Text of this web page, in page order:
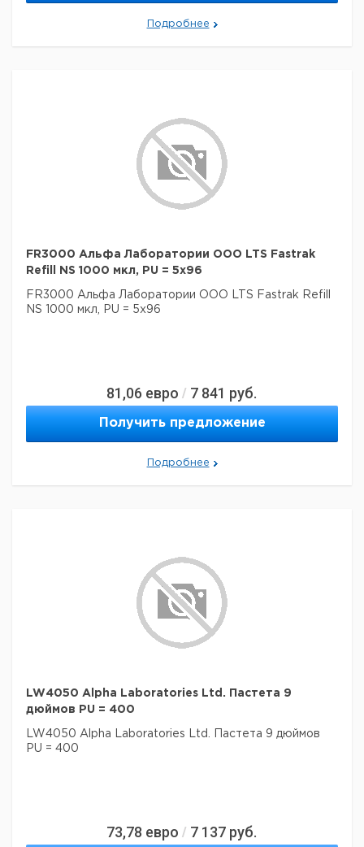
Подробнее
FR3000 Альфа Лаборатории ООО LTS Fastrak
Refill NS 1000 мкл, PU = 5x96
FR3000 Альфа Лаборатории ООО LTS Fastrak Refill
NS 1000 мкл, PU = 5x96
81,06 евро / 7 841 руб.
Получить предложение
Подробнее
LW4050 Alpha Laboratories Ltd. Пастета 9
дюймов PU = 400
LW4050 Alpha Laboratories Ltd. Пастета 9 дюймов
PU = 400
73,78 евро / 7 137 руб.